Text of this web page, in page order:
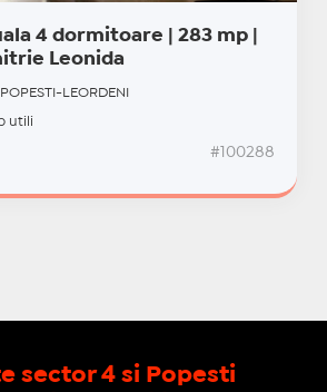
4 dormitoare | 283 mp |
Leonida
LEORDENI
utili
#100288
sector 4 si Popesti